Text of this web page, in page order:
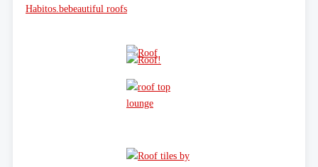
Habitos.bebeautiful roofs